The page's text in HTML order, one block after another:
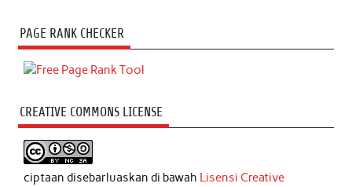
PAGE RANK CHECKER
CREATIVE COMMONS LICENSE
ciptaan disebarluaskan di bawah Lisensi Creative